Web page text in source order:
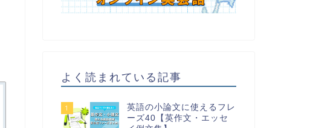
よく読まれている記事
1
英語の小論文に使えるフレ
ーズ40【英作文・エッセ